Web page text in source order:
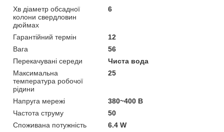
Хв діаметр обсадної
колони свердловин
дюймах
6
Гарантійний термін
12
Вага
56
Перекачувані середи
Чиста вода
Максимальна
температура робочої
рідини
25
Напруга мережі
380~400 В
Частота струму
50
Споживана потужність
6.4 W